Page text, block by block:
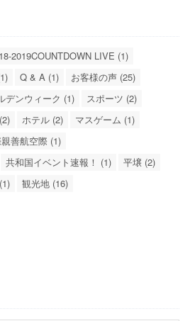
2019COUNTDOWN LIVE (1)
Q & A (1)
お客様の声 (25)
デンウィーク (1)
スポーツ (2)
ホテル (2)
マスゲーム (1)
善航空際 (1)
共和国イベント速報！ (1)
平壌 (2)
観光地 (16)